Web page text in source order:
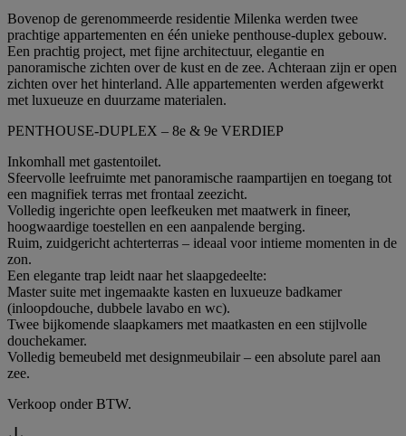
Bovenop de gerenommeerde residentie Milenka werden twee
prachtige appartementen en één unieke penthouse-duplex gebouw.
Een prachtig project, met fijne architectuur, elegantie en
panoramische zichten over de kust en de zee. Achteraan zijn er open
zichten over het hinterland. Alle appartementen werden afgewerkt
met luxueuze en duurzame materialen.
PENTHOUSE-DUPLEX – 8e & 9e VERDIEP
Inkomhall met gastentoilet.
Sfeervolle leefruimte met panoramische raampartijen en toegang tot
een magnifiek terras met frontaal zeezicht.
Volledig ingerichte open leefkeuken met maatwerk in fineer,
hoogwaardige toestellen en een aanpalende berging.
Ruim, zuidgericht achterterras – ideaal voor intieme momenten in de
zon.
Een elegante trap leidt naar het slaapgedeelte:
Master suite met ingemaakte kasten en luxueuze badkamer
(inloopdouche, dubbele lavabo en wc).
Twee bijkomende slaapkamers met maatkasten en een stijlvolle
douchekamer.
Volledig bemeubeld met designmeubilair – een absolute parel aan
zee.
Verkoop onder BTW.